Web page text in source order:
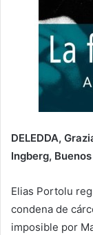
DELEDDA,
Ingberg,
Elias Portolu
condena de
imposible por